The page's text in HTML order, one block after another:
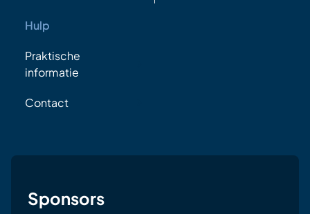
Hulp
Praktische
informatie
Contact
Sponsors